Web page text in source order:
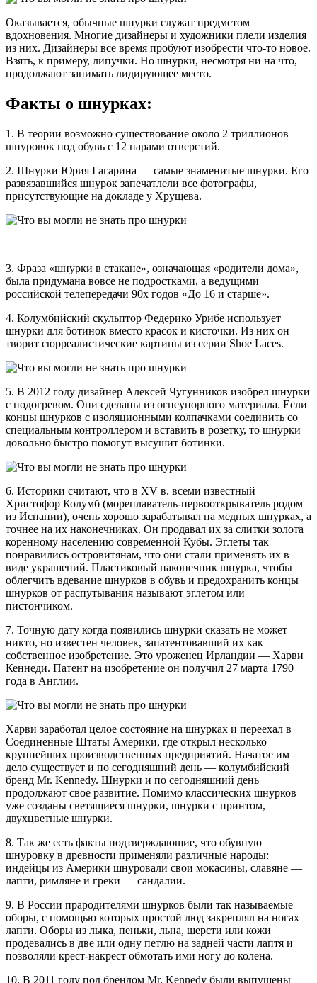
Оказывается, обычные шнурки служат предметом
вдохновения. Многие дизайнеры и художники плели изделия
из них. Дизайнеры все время пробуют изобрести что-то новое.
Взять, к примеру, липучки. Но шнурки, несмотря ни на что,
продолжают занимать лидирующее место.
Факты о шнурках:
1. В теории возможно существование около 2 триллионов
шнуровок под обувь с 12 парами отверстий.
2. Шнурки Юрия Гагарина — самые знаменитые шнурки. Его
развязавшийся шнурок запечатлели все фотографы,
присутствующие на докладе у Хрущева.
3. Фраза «шнурки в стакане», означающая «родители дома»,
была придумана вовсе не подростками, а ведущими
российской телепередачи 90х годов «До 16 и старше».
4. Колумбийский скульптор Федерико Урибе использует
шнурки для ботинок вместо красок и кисточки. Из них он
творит сюрреалистические картины из серии Shoe Laces.
5. В 2012 году дизайнер Алексей Чугунников изобрел шнурки
с подогревом. Они сделаны из огнеупорного материала. Если
концы шнурков с изоляционными колпачками соединить со
специальным контроллером и вставить в розетку, то шнурки
довольно быстро помогут высушит ботинки.
6. Историки считают, что в XV в. всеми известный
Христофор Колумб (мореплаватель-первооткрыватель родом
из Испании), очень хорошо зарабатывал на медных шнурках, а
точнее на их наконечниках. Он продавал их за слитки золота
коренному населению современной Кубы. Эглеты так
понравились островитянам, что они стали применять их в
виде украшений. Пластиковый наконечник шнурка, чтобы
облегчить вдевание шнурков в обувь и предохранить концы
шнурков от распутывания называют эглетом или
пистончиком.
7. Точную дату когда появились шнурки сказать не может
никто, но известен человек, запатентовавший их как
собственное изобретение. Это уроженец Ирландии — Харви
Кеннеди. Патент на изобретение он получил 27 марта 1790
года в Англии.
Харви заработал целое состояние на шнурках и переехал в
Соединенные Штаты Америки, где открыл несколько
крупнейших производственных предприятий. Начатое им
дело существует и по сегодняшний день — колумбийский
бренд Mr. Kennedy. Шнурки и по сегодняшний день
продолжают свое развитие. Помимо классических шнурков
уже созданы светящиеся шнурки, шнурки с принтом,
двухцветные шнурки.
8. Так же есть факты подтверждающие, что обувную
шнуровку в древности применяли различные народы:
индейцы из Америки шнуровали свои мокасины, славяне —
лапти, римляне и греки — сандалии.
9. В России прародителями шнурков были так называемые
оборы, с помощью которых простой люд закреплял на ногах
лапти. Оборы из лыка, пеньки, льна, шерсти или кожи
продевались в две или одну петлю на задней части лаптя и
позволяли крест-накрест обмотать ими ногу до колена.
10. В 2011 году под брендом Mr. Kennedy были выпущены